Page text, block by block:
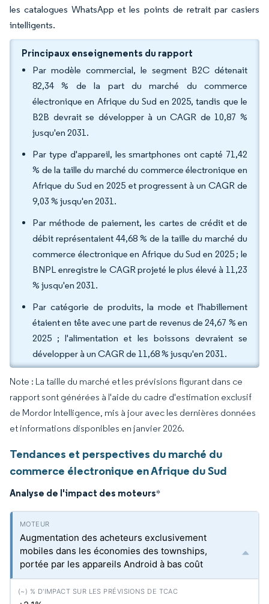
les catalogues WhatsApp et les points de retrait par casiers
intelligents.
Principaux enseignements du rapport
Par modèle commercial, le segment B2C détenait
82,34 % de la part du marché du commerce
électronique en Afrique du Sud en 2025, tandis que le
B2B devrait se développer à un CAGR de 10,87 %
jusqu'en 2031.
Par type d'appareil, les smartphones ont capté 71,42
% de la taille du marché du commerce électronique en
Afrique du Sud en 2025 et progressent à un CAGR de
9,03 % jusqu'en 2031.
Par méthode de paiement, les cartes de crédit et de
débit représentaient 44,68 % de la taille du marché du
commerce électronique en Afrique du Sud en 2025 ; le
BNPL enregistre le CAGR projeté le plus élevé à 11,23
% jusqu'en 2031.
Par catégorie de produits, la mode et l'habillement
étaient en tête avec une part de revenus de 24,67 % en
2025 ; l'alimentation et les boissons devraient se
développer à un CAGR de 11,68 % jusqu'en 2031.
Note : La taille du marché et les prévisions figurant dans ce
rapport sont générées à l'aide du cadre d'estimation exclusif
de Mordor Intelligence, mis à jour avec les dernières données
et informations disponibles en janvier 2026.
Tendances et perspectives du marché du
commerce électronique en Afrique du Sud
Analyse de l'impact des moteurs*
Augmentation des acheteurs exclusivement
mobiles dans les économies des townships,
portée par les appareils Android à bas coût